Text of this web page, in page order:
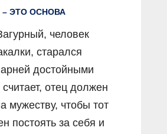
ЭТО ОСНОВА
человек
старался
достойными
отец должен
мужеству, чтобы тот
постоять за себя и